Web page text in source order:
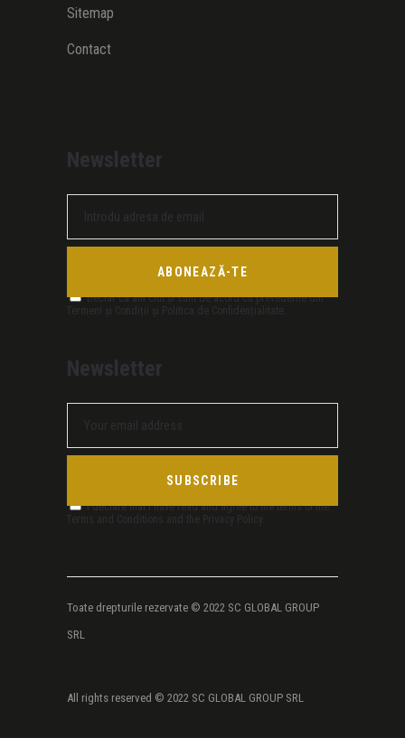
Sitemap
Contact
Newsletter
Declar că am citit și sunt de acord cu prevederile din
Termeni și Condiții și Politica de Confidențialitate.
Newsletter
I declare that I have read and agree to the terms of the
Terms and Conditions and the Privacy Policy.
Toate drepturile rezervate © 2022 SC GLOBAL GROUP
SRL
All rights reserved © 2022 SC GLOBAL GROUP SRL